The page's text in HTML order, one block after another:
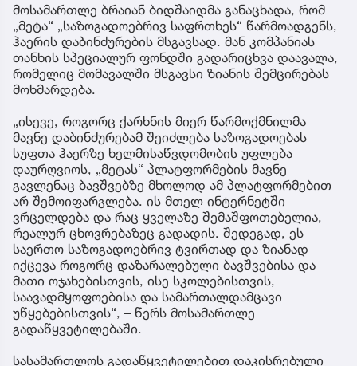
მოსამართლე ბრაიან ბიდშაიდმა განაცხადა, რომ
„მეტა“ „საზოგადოებრივ საფრთხეს“ წარმოადგენს,
ჰაერის დაბინძურების მსგავსად. მან კომპანიას
თანხის სპეციალურ ფონდში გადარიცხვა დაავალა,
რომელიც მომავალში მსგავსი ზიანის შემცირებას
მოხმარდება.
„ისევე, როგორც ქარხნის მიერ წარმოქმნილმა
მავნე დაბინძურებამ შეიძლება საზოგადოებას
სუფთა ჰაერზე ხელმისაწვდომობის უფლება
დაურღვიოს, „მეტას“ პლატფორმების მავნე
გავლენაც ბავშვებზე მხოლოდ ამ პლატფორმებით
არ შემოიფარგლება. ის მთელ ინტერნეტში
ვრცელდება და რაც ყველაზე შემაშფოთებელია,
რეალურ ცხოვრებაზეც გადადის. შედეგად, ეს
საერთო საზოგადოებრივ ტვირთად და ზიანად
იქცევა როგორც დაზარალებული ბავშვებისა და
მათი ოჯახებისთვის, ისე სკოლებისთვის,
საავადმყოფოებისა და სამართალდამცავი
უწყებებისთვის“, – წერს მოსამართლე
გადაწყვეტილებაში.
სასამართლოს გადაწყვეტილებით დაკისრებული